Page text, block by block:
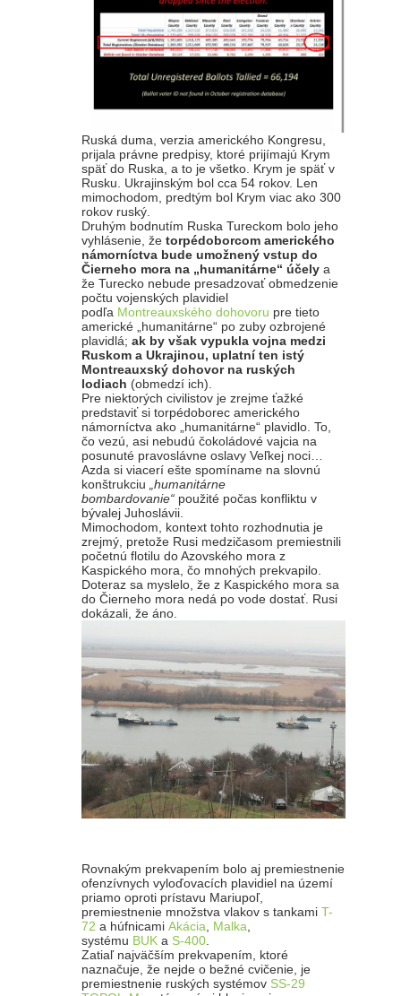
Ruská duma, verzia amerického Kongresu,
prijala právne predpisy, ktoré prijímajú Krym
späť do Ruska, a to je všetko. Krym je späť v
Rusku. Ukrajinským bol cca 54 rokov. Len
mimochodom, predtým bol Krym viac ako 300
rokov ruský.
Druhým bodnutím Ruska Tureckom bolo jeho
vyhlásenie, že torpédoborcom amerického
námorníctva bude umožnený vstup do
Čierneho mora na „humanitárne“ účely a
že Turecko nebude presadzovať obmedzenie
počtu vojenských plavidiel
podľa Montreauxského dohovoru pre tieto
americké „humanitárne“ po zuby ozbrojené
plavidlá; ak by však vypukla vojna medzi
Ruskom a Ukrajinou, uplatní ten istý
Montreauxský dohovor na ruských
lodiach (obmedzí ich).
Pre niektorých civilistov je zrejme ťažké
predstaviť si torpédoborec amerického
námorníctva ako „humanitárne“ plavidlo. To,
čo vezú, asi nebudú čokoládové vajcia na
posunuté pravoslávne oslavy Veľkej noci…
Azda si viacerí ešte spomíname na slovnú
konštrukciu
„humanitárne
bombardovanie“použité počas konfliktu v
bývalej Juhoslávii.
Mimochodom, kontext tohto rozhodnutia je
zrejmý, pretože Rusi medzičasom premiestnili
početnú flotilu do Azovského mora z
Kaspického mora, čo mnohých prekvapilo.
Doteraz sa myslelo, že z Kaspického mora sa
do Čierneho mora nedá po vode dostať. Rusi
dokázali, že áno.
Rovnakým prekvapením bolo aj premiestnenie
ofenzívnych vyloďovacích plavidiel na území
priamo oproti prístavu Mariupoľ,
premiestnenie množstva vlakov s tankami T-
72 a húfnicami Akácia, Malka,
systému BUKa S-400.
Zatiaľ najväčším prekvapením, ktoré
naznačuje, že nejde o bežné cvičenie, je
premiestnenie ruských systémov SS-29